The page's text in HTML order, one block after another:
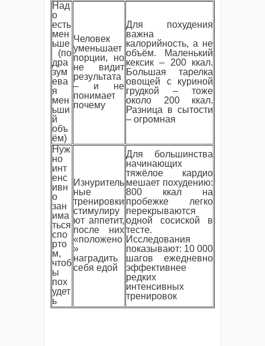
Над
о
есть
мен
ьше
(по
дра
зум
ева
я
мен
ьши
й
объ
ём)
Человек
уменьшает
порции, но
не видит
результата
– и не
понимает
почему
Для похудения
важна
калорийность, а не
объём. Маленький
кексик – 200 ккал.
Большая тарелка
овощей с куриной
грудкой – тоже
около 200 ккал.
Разница в сытости
– огромная
Нуж
но
инт
енс
ивн
о
зан
има
ться
спо
рто
м,
чтоб
ы
пох
удет
ь
Изнуритель
ные
тренировки
стимулиру
ют аппетит,
после них
«положено
»
наградить
себя едой
Для большинства
начинающих
тяжёлое кардио
мешает похудению:
800 ккал на
пробежке легко
перекрываются
одной сосиской в
тесте.
Исследования
показывают: 10 000
шагов ежедневно
эффективнее
редких
интенсивных
тренировок